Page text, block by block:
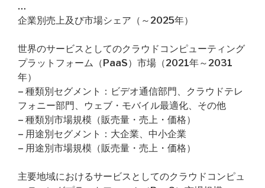
…
企業別売上及び市場シェア（～2025年）
世界のサービスとしてのクラウドコンピューティング
プラットフォーム（PaaS）市場（2021年～2031
年）
– 種類別セグメント：ビデオ通信部門、クラウドテレ
フォニー部門、ウェブ・モバイル最適化、その他
– 種類別市場規模（販売量・売上・価格）
– 用途別セグメント：大企業、中小企業
– 用途別市場規模（販売量・売上・価格）
主要地域におけるサービスとしてのクラウドコンピュ